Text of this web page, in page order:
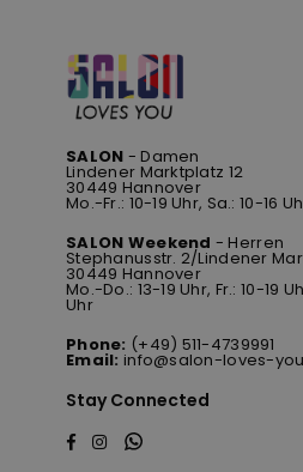
SALON - Damen
Lindener Marktplatz 12
30449 Hannover
Mo.-Fr.: 10-19 Uhr, Sa.: 10-16
SALON Weekend - Herren
Stephanusstr. 2/Lindener
30449 Hannover
Mo.-Do.: 13-19 Uhr, Fr.: 10-19
Uhr
Phone: (+49) 511-4739991
Email: info@salon-loves-
Stay Connected
Facebook
InstagramWhatsapp